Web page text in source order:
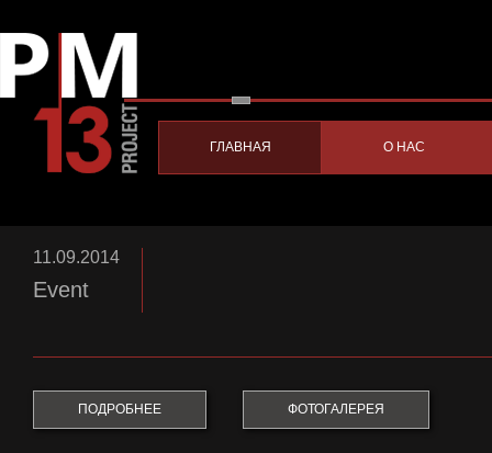
ГЛАВНАЯ О НАС
11.09.2014
Event
ПОДРОБНЕЕ ФОТОГАЛЕРЕЯ